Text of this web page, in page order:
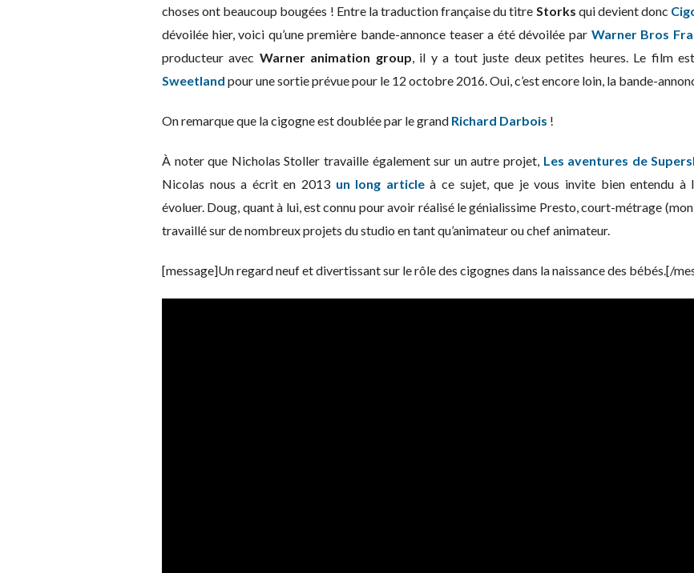
choses ont beaucoup bougées ! Entre la traduction française du titre Storks qui devient donc
dévoilée hier, voici qu’une première bande-annonce teaser a été dévoilée par Warner Bros
producteur avec Warner animation group, il y a tout juste deux petites heures. Le film
Sweetland pour une sortie prévue pour le 12 octobre 2016. Oui, c’est encore loin, la bande-
On remarque que la cigogne est doublée par le grand Richard Darbois !
À noter que Nicholas Stoller travaille également sur un autre projet, Les aventures de
Nicolas nous a écrit en 2013 un long articleà ce sujet, que je vous invite bien entendu à
évoluer. Doug, quant à lui, est connu pour avoir réalisé le génialissime Presto, court-métrage
travaillé sur de nombreux projets du studio en tant qu’animateur ou chef animateur.
[message]Un regard neuf et divertissant sur le rôle des cigognes dans la naissance des bébés.[/